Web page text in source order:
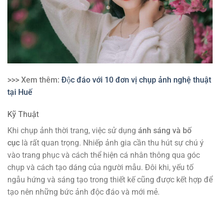
>>> Xem thêm: Độc đáo với 10 đơn vị chụp ảnh nghệ thuật
tại Huế
Kỹ Thuật
Khi chụp ảnh thời trang, việc sử dụng ánh sáng và bố
cục là rất quan trọng. Nhiếp ảnh gia cần thu hút sự chú ý
vào trang phục và cách thể hiện cá nhân thông qua góc
chụp và cách tạo dáng của người mẫu. Đôi khi, yếu tố
ngẫu hứng và sáng tạo trong thiết kế cũng được kết hợp để
tạo nên những bức ảnh độc đáo và mới mẻ.